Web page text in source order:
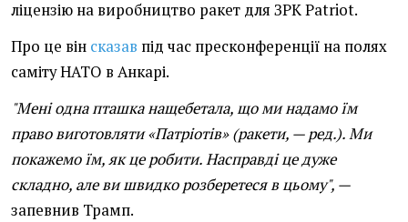
ліцензію на виробництво ракет для ЗРК Patriot.
Про це він сказав під час пресконференції на полях
саміту НАТО в Анкарі.
"Мені одна пташка нащебетала, що ми надамо їм
право виготовляти «Патріотів» (ракети, — ред.). Ми
покажемо їм, як це робити. Насправді це дуже
складно, але ви швидко розберетеся в цьому", —
запевнив Трамп.